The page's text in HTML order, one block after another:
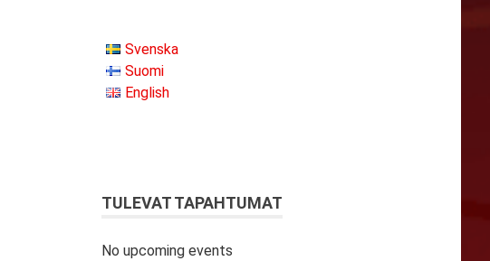
Svenska
Suomi
English
TULEVAT TAPAHTUMAT
No upcoming events